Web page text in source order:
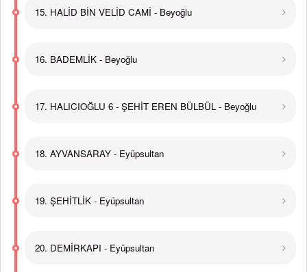
15. HALİD BİN VELİD CAMİ - Beyoğlu
16. BADEMLİK - Beyoğlu
17. HALICIOĞLU 6 - ŞEHİT EREN BÜLBÜL - Beyoğlu
18. AYVANSARAY - Eyüpsultan
19. ŞEHİTLİK - Eyüpsultan
20. DEMİRKAPI - Eyüpsultan